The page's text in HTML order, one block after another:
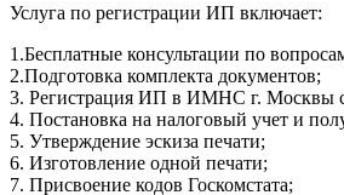
Услуга по регистрации ИП включает:
1.Бесплатные консультации по
2.Подготовка комплекта документов;
3. Регистрация ИП в ИМНС г. Москвы с
4. Постановка на налоговый учет и
5. Утверждение эскиза печати;
6. Изготовление одной печати;
7. Присвоение кодов Госкомстата;